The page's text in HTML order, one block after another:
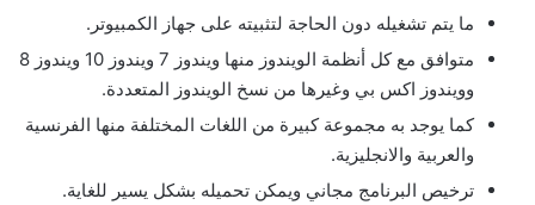
ما يتم تشغيله دون الحاجة لتثبيته على جهاز الكمبيوتر.
متوافق مع كل أنظمة الويندوز منها ويندوز 7 ويندوز 10 ويندوز 8
وويندوز اكس بي وغيرها من نسخ الويندوز المتعددة.
كما يوجد به مجموعة كبيرة من اللغات المختلفة منها الفرنسية
والعربية والانجليزية.
ترخيص البرنامج مجاني ويمكن تحميله بشكل يسير للغاية.